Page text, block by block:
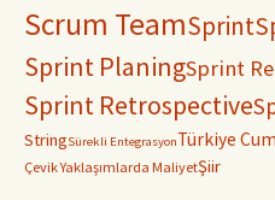
Scrum TeamSprint
Sprint PlaningSprint
Sprint Retrospective
StringSürekli EntegrasyonTürkiye
Çevik Yaklaşımlarda MaliyetŞiir